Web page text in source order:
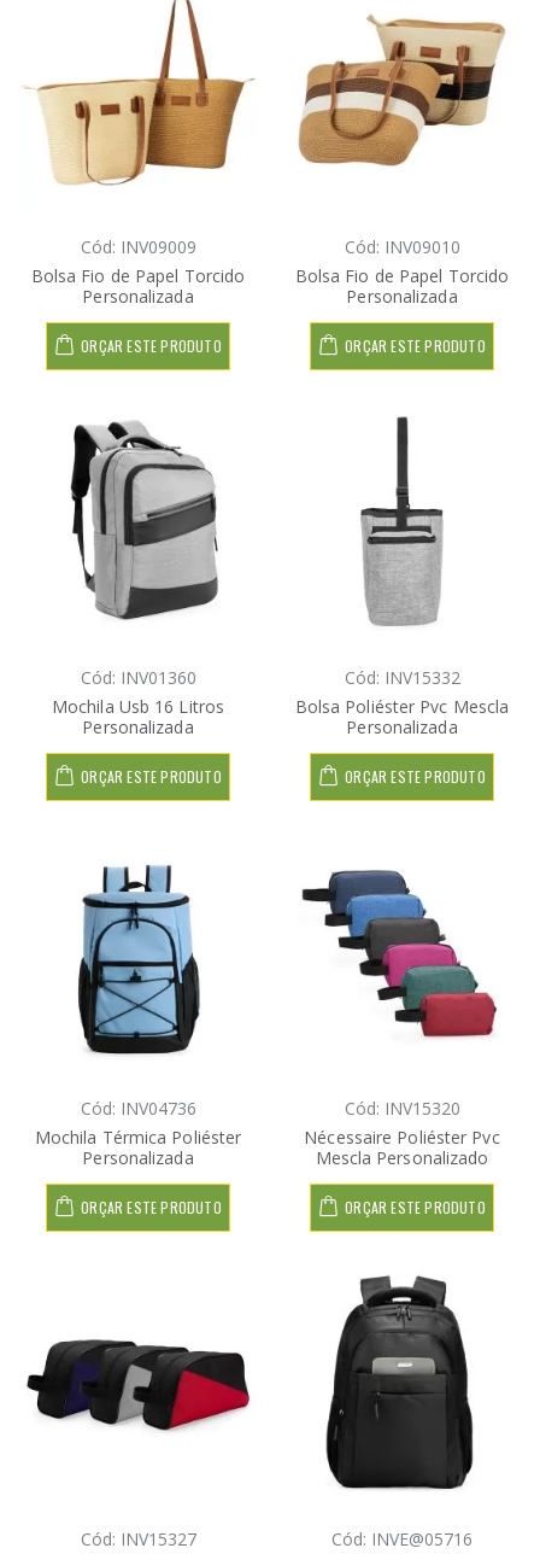
Cód: INV09009
Bolsa Fio de Papel Torcido
Personalizada
ORÇAR ESTE PRODUTO
Cód: INV09010
Bolsa Fio de Papel Torcido
Personalizada
ORÇAR ESTE PRODUTO
Cód: INV01360
Mochila Usb 16 Litros
Personalizada
ORÇAR ESTE PRODUTO
Cód: INV15332
Bolsa Poliéster Pvc Mescla
Personalizada
ORÇAR ESTE PRODUTO
Cód: INV04736
Mochila Térmica Poliéster
Personalizada
ORÇAR ESTE PRODUTO
Cód: INV15320
Nécessaire Poliéster Pvc
Mescla Personalizado
ORÇAR ESTE PRODUTO
Cód: INV15327
Cód: INVE@05716